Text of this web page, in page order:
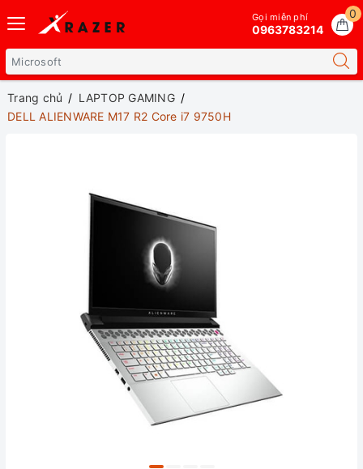
0
Gọi miễn phí
0963783214
Trang chủ
LAPTOP GAMING
DELL ALIENWARE M17 R2 Core i7 9750H